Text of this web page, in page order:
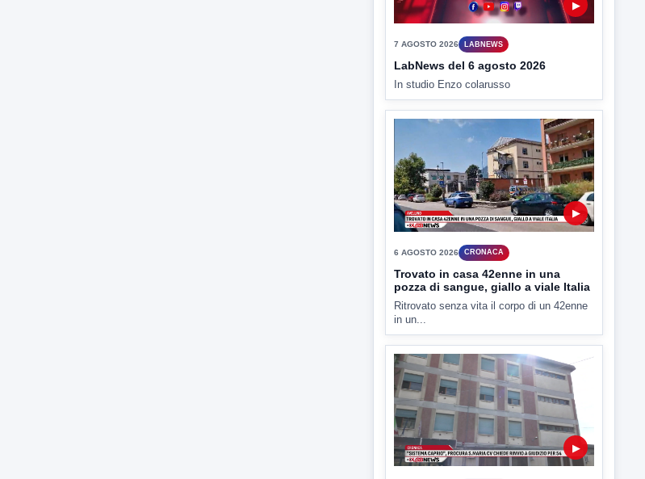
Trovato in casa 42enne in una
pozza di sangue, giallo a viale Italia
Ritrovato senza vita il corpo di un 42enne
in un...
6 AGOSTO 2026
"Sistema Caprio", Procura S.Maria
CV chiede rinvio a giudizio per 54
La Procura della Repubblica di Santa
Capua Vetere chiude le...